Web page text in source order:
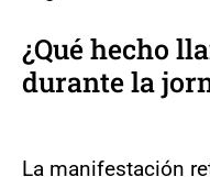
¿Qué hecho
durante la
La manifestación